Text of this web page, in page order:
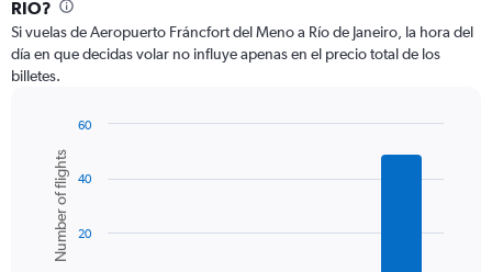
12
categories.
The
chart
axis
displaying
values.
Range:
RIO?
Si vuelas de Aeropuerto Fráncfort del Meno a Río de Janeiro, la hora del
día en que decidas volar no influye apenas en el precio total de los
billetes.
chart
with
bars.
The
Chart
graphic.
Number of flights 20
40
60